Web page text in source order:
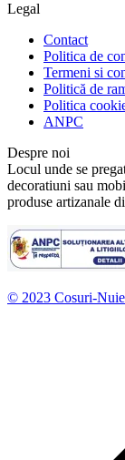
Legal
Contact
Politica de
Termeni si
Politică de
Politica
ANPC
Despre noi
Locul unde se
decoratiuni sau
produse artizanale
© 2023 Cosuri-